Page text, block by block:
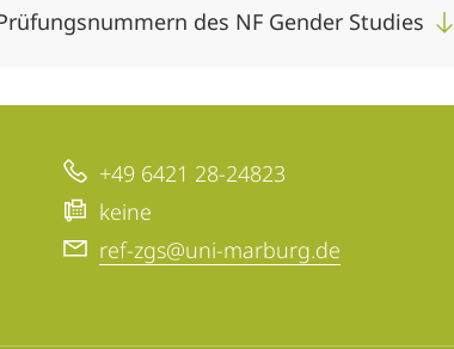
des NF Gender Studies
+49 6421 28-24823
keine
ref-zgs@uni-marburg.de